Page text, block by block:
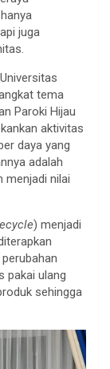
juga
tema
Paroki Hijau
aktivitas
daya yang
adalah
menjadi nilai
) menjadi
pakai ulang
sehingga